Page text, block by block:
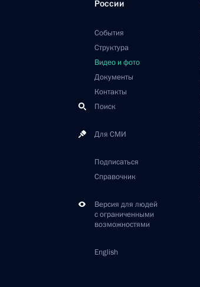
России
События
Структура
Видео и фото
Документы
Контакты
Поиск
Для СМИ
Подписаться
Справочник
Версия для людей
с ограниченными
возможностями
English